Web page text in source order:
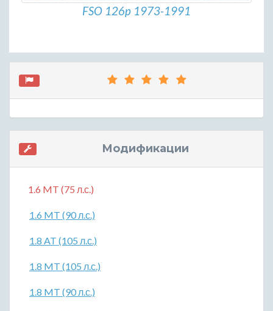
FSO 126p 1973-1991
Модификации
1.6 MT (75 л.с.)
1.6 MT (90 л.с.)
1.8 AT (105 л.с.)
1.8 MT (105 л.с.)
1.8 MT (90 л.с.)